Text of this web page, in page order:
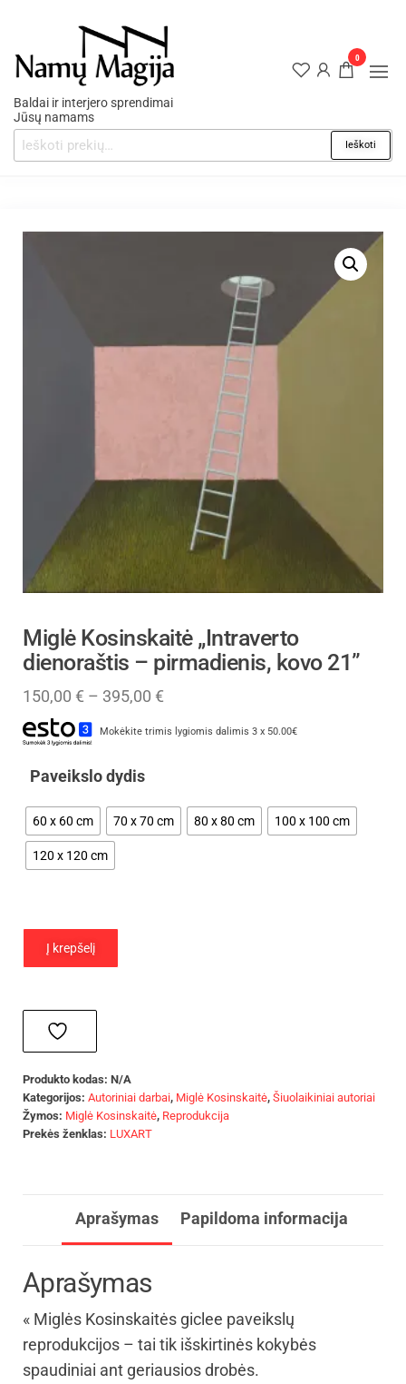
Baldai ir interjero sprendimai
Jūsų namams
Ieškoti
0
Miglė Kosinskaitė „Intraverto
dienoraštis – pirmadienis, kovo 21”
150,00 € – 395,00 €
Mokėkite trimis lygiomis dalimis 3 x 50.00€
Paveikslo dydis
60 x 60 cm 70 x 70 cm 80 x 80 cm 100 x 100 cm
120 x 120 cm
Į krepšelį
Produkto kodas: N/A
Kategorijos: Autoriniai darbai, Miglė Kosinskaitė, Šiuolaikiniai autoriai
Žymos: Miglė Kosinskaitė, Reprodukcija
Prekės ženklas: LUXART
Aprašymas Papildoma informacija
Aprašymas
« Miglės Kosinskaitės giclee paveikslų
reprodukcijos – tai tik išskirtinės kokybės
spaudiniai ant geriausios drobės.